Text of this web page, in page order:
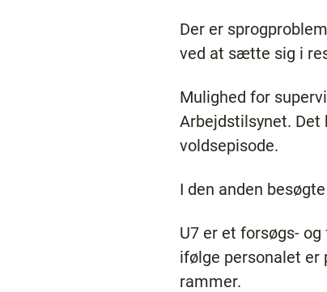
Der er
ved at sætte sig i
Mulighed for
Arbejdstilsynet.
voldsepisode.
I den anden
U7 er et forsøgs-
ifølge personalet er
rammer.